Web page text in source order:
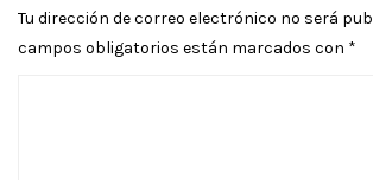
Tu dirección de correo electrónico no será
campos obligatorios están marcados con *